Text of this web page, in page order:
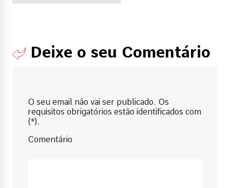
Deixe o seu Comentário
O seu email não vai ser publicado. Os
requisitos obrigatórios estão identificados com
(*).
Comentário